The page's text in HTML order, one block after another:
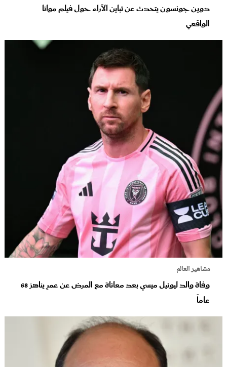
دوين جونسون يتحدث عن تباين الآراء حول فيلم موانا
الواقعي
مشاهير العالم
وفاة والد ليونيل ميسي بعد معاناة مع المرض عن عمرٍ يناهز 68
عاماً